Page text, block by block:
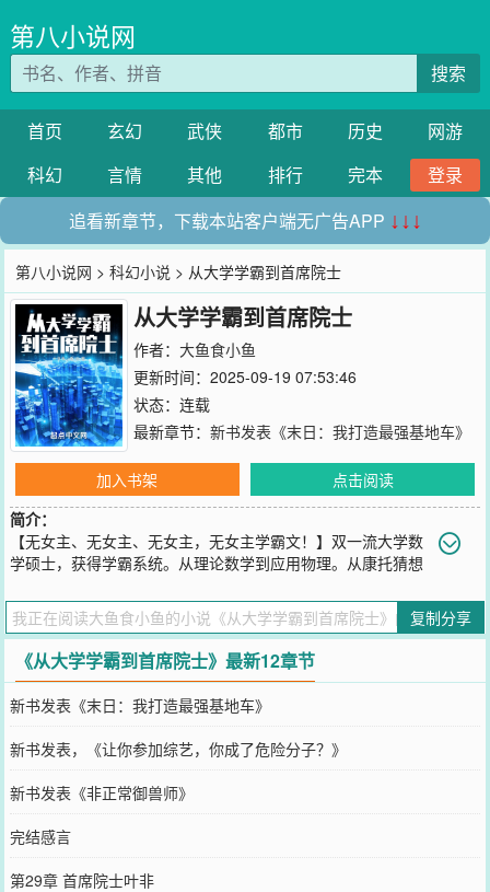
第八小说网
搜索
首页 玄幻 武侠 都市 历史
网游
科幻
言情 其他 排行 完本
登录
追看新章节，下载本站客户端无广告APP ↓↓↓
第八小说网 >科幻小说 > 从大学学霸到首席院士
从大学学霸到首席院士
作者： 大鱼食小鱼
更新时间：2025-09-19 07:53:46
状态：连载
最新章节： 新书发表《末日：我打造最强基地车》
加入书架
点击阅读
简介：
【无女主、无女主、无女主，无女主学霸文！】双一流大学数
学硕士，获得学霸系统。从理论数学到应用物理。从康托猜想
核聚变……
您要是觉得《从大学学霸到首席院士》还不错的话请不要忘记向您QQ
群和微博微信里的朋友推荐哦！
复制分享
《从大学学霸到首席院士》最新12章节
新书发表《末日：我打造最强基地车》
新书发表，《让你参加综艺，你成了危险分子？》
新书发表《非正常御兽师》
完结感言
第29章 首席院士叶非